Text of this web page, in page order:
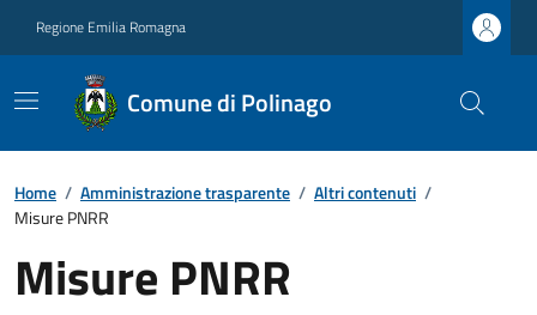
Regione Emilia Romagna
Comune di Polinago
Home / Amministrazione trasparente / Altri contenuti /
Misure PNRR
Misure PNRR